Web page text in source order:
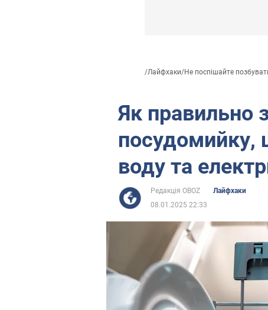
/Лайфхаки/Не поспішайте
Як правильно
посудомийку,
воду та
Редакція OBOZ
Лайфхаки
08.01.2025 22:33